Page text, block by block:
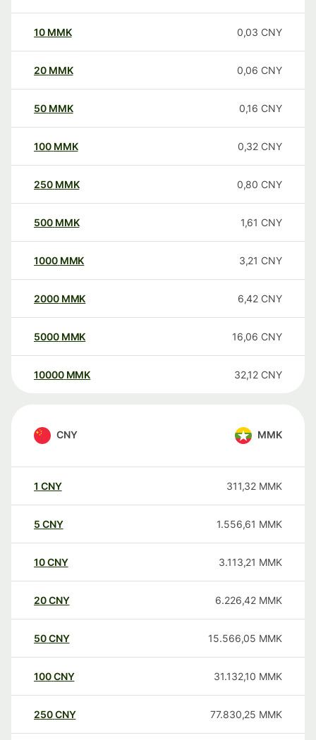
10 MMK 0,03 CNY
20 MMK 0,06 CNY
50 MMK 0,16 CNY
100 MMK 0,32 CNY
250 MMK 0,80 CNY
500 MMK 1,61 CNY
1000 MMK 3,21 CNY
2000 MMK 6,42 CNY
5000 MMK 16,06 CNY
10000 MMK 32,12 CNY
CNY MMK
1 CNY 311,32 MMK
5 CNY 1.556,61 MMK
10CNY 3.113,21 MMK
20CNY 6.226,42 MMK
50CNY 15.566,05 MMK
100CNY 31.132,10 MMK
250CNY 77.830,25 MMK